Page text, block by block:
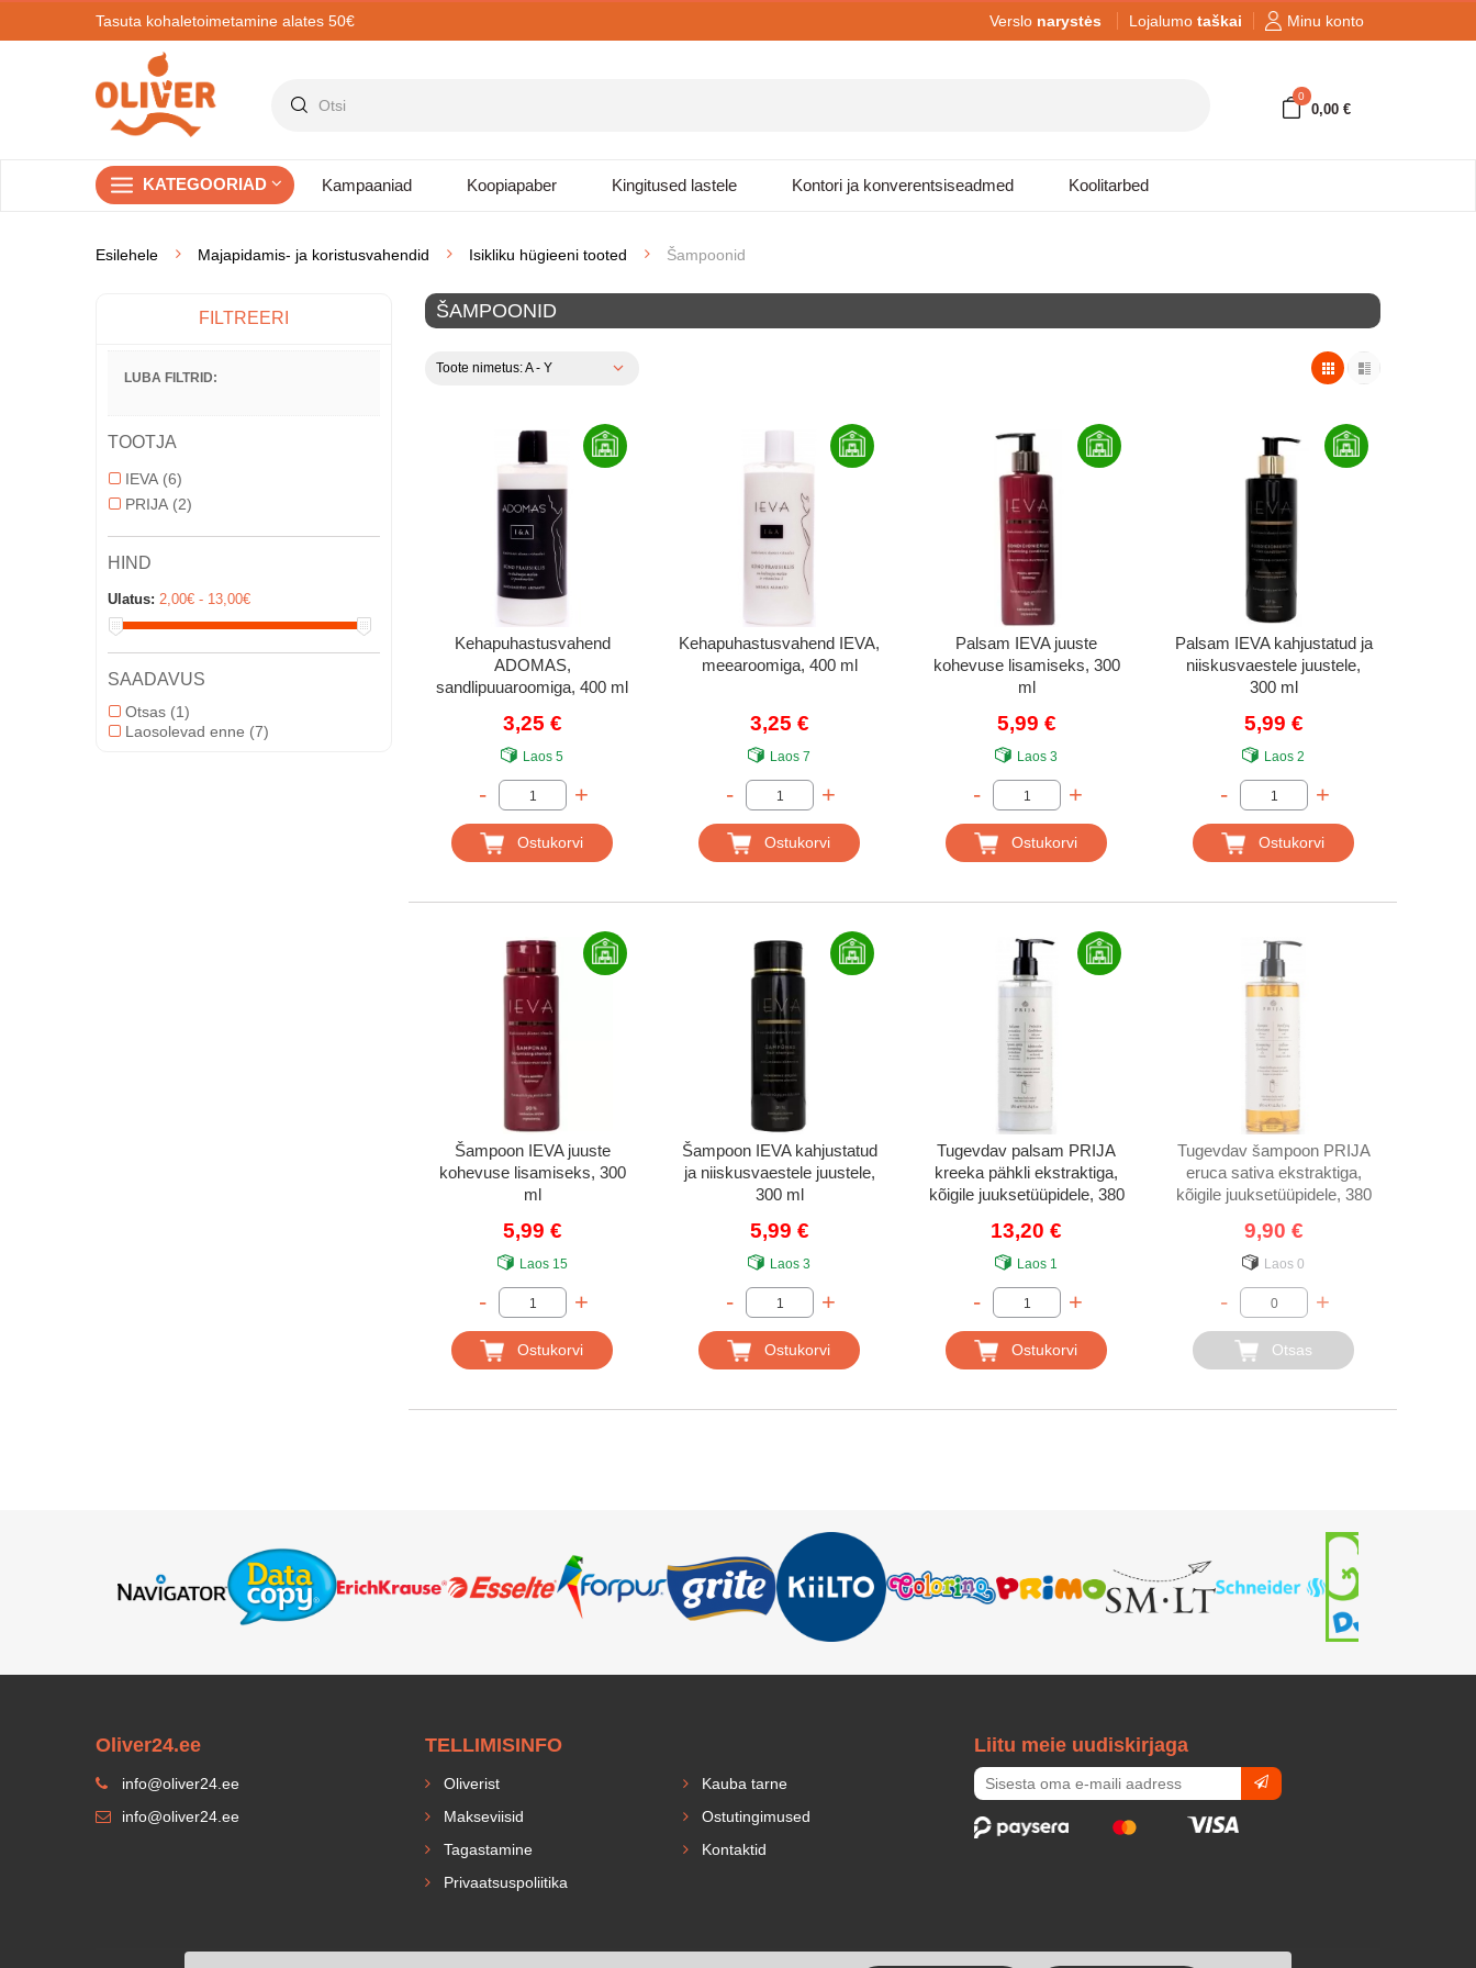
Tasuta kohaletoimetamine alates 50€ Minu konto
Verslo narystės Lojalumo taškai
0
0,00 €
KATEGOORIAD Kampaaniad Koopiapaber Kingitused lastele Kontori ja konverentsiseadmed Koolitarbed
Esilehele Majapidamis- ja koristusvahendid Isikliku hügieeni tooted Šampoonid
ŠAMPOONID
Toote nimetus: A - Y
Kehapuhastusvahend
ADOMAS,
sandlipuuaroomiga, 400 ml
3,25 €
Laos 5
- +
Ostukorvi
Kehapuhastusvahend IEVA,
meearoomiga, 400 ml
3,25 €
Laos 7
- +
Ostukorvi
Palsam IEVA juuste
kohevuse lisamiseks, 300
ml
5,99 €
Laos 3
- +
Ostukorvi
Palsam IEVA kahjustatud ja
niiskusvaestele juustele,
300 ml
5,99 €
Laos 2
- +
Ostukorvi
Šampoon IEVA juuste
kohevuse lisamiseks, 300
ml
5,99 €
Laos15
- +
Ostukorvi
Šampoon IEVA kahjustatud
ja niiskusvaestele juustele,
300 ml
5,99 €
Laos 3
- +
Ostukorvi
Tugevdav palsam PRIJA
kreeka pähkli ekstraktiga,
kõigile juuksetüüpidele, 380
13,20 €
Laos 1
- +
Ostukorvi
Tugevdav šampoon PRIJA
eruca sativa ekstraktiga,
kõigile juuksetüüpidele, 380
9,90 €
Laos 0
- +
Otsas
FILTREERI
LUBA FILTRID:
TOOTJA
IEVA (6)
PRIJA (2)
HIND
Ulatus: 2,00€ - 13,00€
SAADAVUS
Otsas (1)
Laosolevad enne (7)
Oliver24.ee
info@oliver24.ee
info@oliver24.ee
TELLIMISINFO
Oliverist
Kauba tarne
Makseviisid
Ostutingimused
Tagastamine
Kontaktid
Privaatsuspoliitika
Liitu meie uudiskirjaga